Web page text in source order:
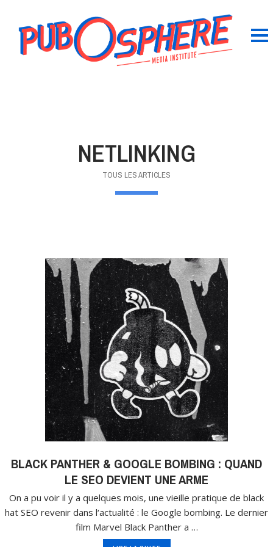
NETLINKING
TOUS LES ARTICLES
BLACK PANTHER & GOOGLE BOMBING : QUAND
LE SEO DEVIENT UNE ARME
On a pu voir il y a quelques mois, une vieille pratique de black
hat SEO revenir dans l‘actualité : le Google bombing. Le dernier
film Marvel Black Panther a …